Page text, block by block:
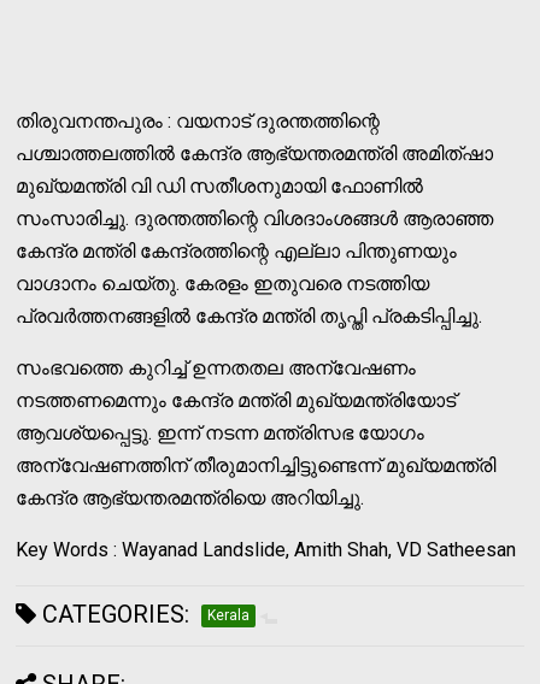
തിരുവനന്തപുരം : വയനാട് ദുരന്തത്തിന്റെ
പശ്ചാത്തലത്തില്‍ കേന്ദ്ര ആഭ്യന്തരമന്ത്രി അമിത്ഷാ
മുഖ്യമന്ത്രി വി ഡി സതീശനുമായി ഫോണില്‍
സംസാരിച്ചു. ദുരന്തത്തിന്റെ വിശദാംശങ്ങള്‍ ആരാഞ്ഞ
കേന്ദ്ര മന്ത്രി കേന്ദ്രത്തിന്റെ എല്ലാ പിന്തുണയും
വാഗ്ദാനം ചെയ്തു. കേരളം ഇതുവരെ നടത്തിയ
പ്രവര്‍ത്തനങ്ങളില്‍ കേന്ദ്ര മന്ത്രി തൃപ്തി പ്രകടിപ്പിച്ചു.
സംഭവത്തെ കുറിച്ച് ഉന്നതതല അന്വേഷണം
നടത്തണമെന്നും കേന്ദ്ര മന്ത്രി മുഖ്യമന്ത്രിയോട്
ആവശ്യപ്പെട്ടു. ഇന്ന് നടന്ന മന്ത്രിസഭ യോഗം
അന്വേഷണത്തിന് തീരുമാനിച്ചിട്ടുണ്ടെന്ന് മുഖ്യമന്ത്രി
കേന്ദ്ര ആഭ്യന്തരമന്ത്രിയെ അറിയിച്ചു.
Key Words : Wayanad Landslide, Amith Shah, VD Satheesan
CATEGORIES: Kerala